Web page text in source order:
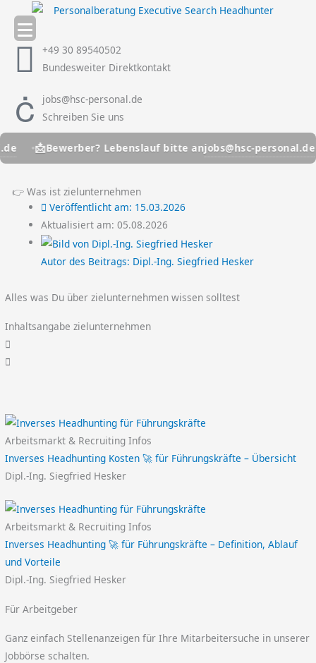
Inhalt
springen +49 30 89540502
Bundesweiter Direktkontakt
jobs@hsc-personal.de
Schreiben Sie uns
Bewerber? Lebenslauf bitte anjobs@hsc-personal.de
👉 Was ist zielunternehmen
Veröffentlicht am: 15.03.2026
Aktualisiert am: 05.08.2026
Autor des Beitrags: Dipl.-Ing. Siegfried Hesker
Alles was Du über zielunternehmen wissen solltest
Inhaltsangabe zielunternehmen
Arbeitsmarkt & Recruiting Infos
Inverses Headhunting Kosten 🚀 für Führungskräfte – Übersicht
Dipl.-Ing. Siegfried Hesker
Arbeitsmarkt & Recruiting Infos
Inverses Headhunting 🚀 für Führungskräfte – Definition, Ablauf
und Vorteile
Dipl.-Ing. Siegfried Hesker
Für Arbeitgeber
Ganz einfach Stellenanzeigen für Ihre Mitarbeitersuche in unserer
Jobbörse schalten.